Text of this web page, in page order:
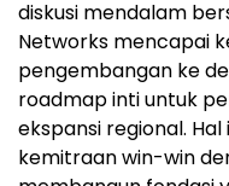
diskusi mendalam
Networks mencapai
pengembangan ke
roadmap inti untuk
ekspansi regional.
kemitraan win-win